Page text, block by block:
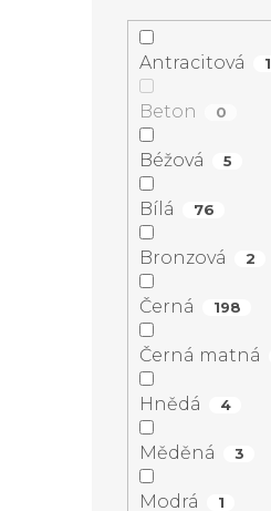
Antracitová 1
Beton 0
Béžová 5
Bílá 76
Bronzová 2
Černá 198
Černá matná
Hnědá 4
Měděná 3
Modrá 1